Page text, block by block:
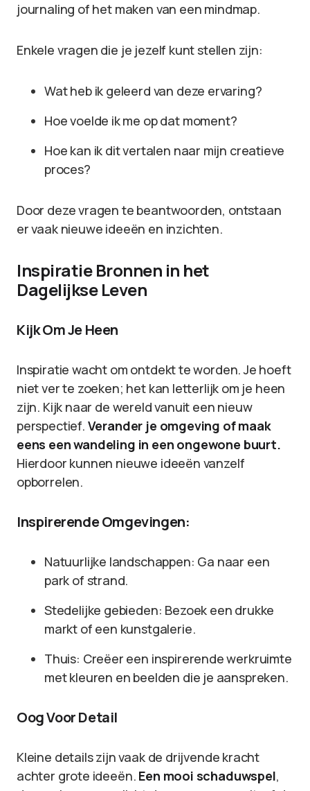
journaling of het maken van een mindmap.
Enkele vragen die je jezelf kunt stellen zijn:
Wat heb ik geleerd van deze ervaring?
Hoe voelde ik me op dat moment?
Hoe kan ik dit vertalen naar mijn creatieve
proces?
Door deze vragen te beantwoorden, ontstaan
er vaak nieuwe ideeën en inzichten.
Inspiratie Bronnen in het
Dagelijkse Leven
Kijk Om Je Heen
Inspiratie wacht om ontdekt te worden. Je hoeft
niet ver te zoeken; het kan letterlijk om je heen
zijn. Kijk naar de wereld vanuit een nieuw
perspectief. Verander je omgeving of maak
eens een wandeling in een ongewone buurt.
Hierdoor kunnen nieuwe ideeën vanzelf
opborrelen.
Inspirerende Omgevingen:
Natuurlijke landschappen: Ga naar een
park of strand.
Stedelijke gebieden: Bezoek een drukke
markt of een kunstgalerie.
Thuis: Creëer een inspirerende werkruimte
met kleuren en beelden die je aanspreken.
Oog Voor Detail
Kleine details zijn vaak de drijvende kracht
achter grote ideeën. Een mooi schaduwspel,